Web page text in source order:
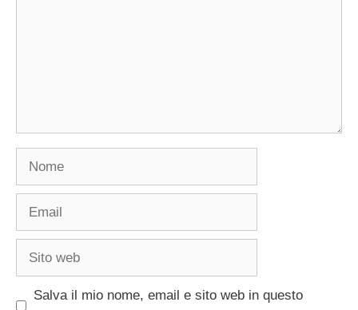
Nome
Email
Sito
Salva il mio nome, email e sito web in questo